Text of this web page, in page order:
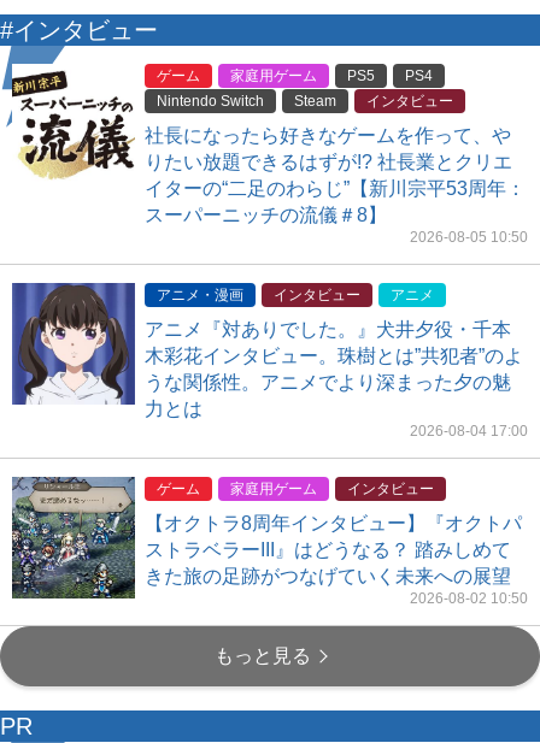
#インタビュー
ゲーム 家庭用ゲーム PS5
PS4
Nintendo Switch
Steam インタビュー
社長になったら好きなゲームを作って、や
りたい放題できるはずが!? 社長業とクリエ
イターの“二足のわらじ”【新川宗平53周年：
スーパーニッチの流儀＃8】
2026-08-05 10:50
アニメ・漫画 インタビュー アニメ
アニメ『対ありでした。』犬井夕役・千本
木彩花インタビュー。珠樹とは”共犯者”のよ
うな関係性。アニメでより深まった夕の魅
力とは
2026-08-04 17:00
ゲーム 家庭用ゲーム インタビュー
【オクトラ8周年インタビュー】『オクトパ
ストラベラーIII』はどうなる？ 踏みしめて
きた旅の足跡がつなげていく未来への展望
2026-08-02 10:50
もっと見る
PR